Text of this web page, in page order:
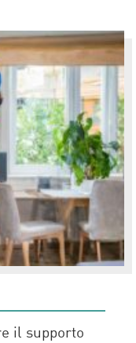
il supporto